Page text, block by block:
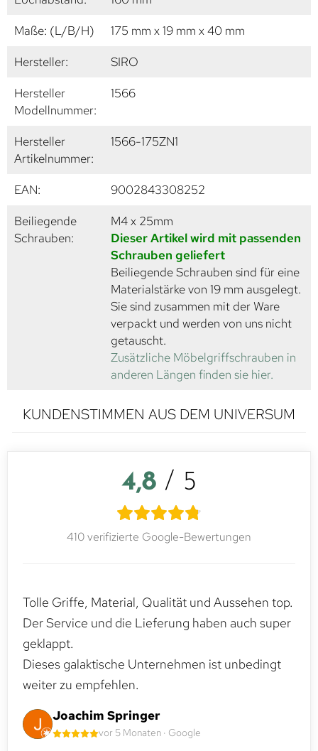
Maße: (L/B/H)
175 mm x 19 mm x 40 mm
Hersteller:
SIRO
Hersteller
Modellnummer:
1566
Hersteller
Artikelnummer:
1566-175ZN1
EAN:
9002843308252
Beiliegende
Schrauben:
M4 x 25mm
Dieser Artikel wird mit passenden
Schrauben geliefert
Beiliegende Schrauben sind für eine
Materialstärke von 19 mm ausgelegt.
Sie sind zusammen mit der Ware
verpackt und werden von uns nicht
getauscht.
Zusätzliche Möbelgriffschrauben in
anderen Längen finden sie hier.
KUNDENSTIMMEN AUS DEM UNIVERSUM
4,8 / 5
410 verifizierte Google-Bewertungen
Tolle Griffe, Material, Qualität und Aussehen top.
Der Service und die Lieferung haben auch super
geklappt.
Dieses galaktische Unternehmen ist unbedingt
weiter zu empfehlen.
Joachim Springer
vor 5 Monaten · Google